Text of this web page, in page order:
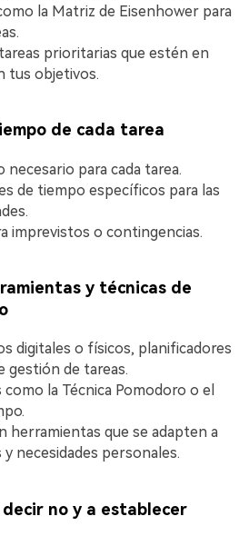
la Matriz de Eisenhower para
prioritarias que estén en
tus objetivos.
de cada tarea
necesario para cada tarea.
de tiempo específicos para las
imprevistos o contingencias.
y técnicas de
digitales o físicos, planificadores
gestión de tareas.
como la Técnica Pomodoro o el
herramientas que se adapten a
necesidades personales.
decir no y a establecer